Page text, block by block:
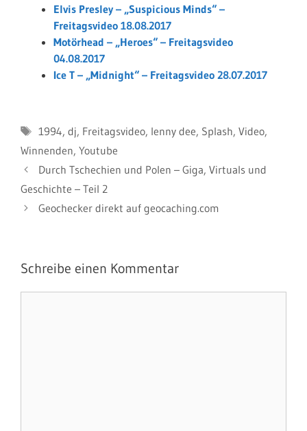
Elvis Presley – „Suspicious Minds“ –
Freitagsvideo 18.08.2017
Motörhead – „Heroes“ – Freitagsvideo
04.08.2017
Ice T – „Midnight“ – Freitagsvideo 28.07.2017
Schlagwörter
1994, dj, Freitagsvideo, lenny dee, Splash, Video,
Winnenden, Youtube
Durch Tschechien und Polen – Giga, Virtuals und
Geschichte – Teil 2
Geochecker direkt auf geocaching.com
Schreibe einen Kommentar